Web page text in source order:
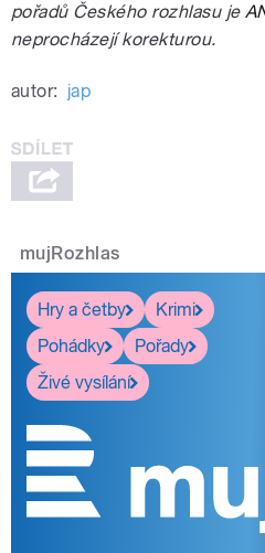
pořadů Českého rozhlasu je
neprocházejí korekturou.
autor: jap
mujRozhlas
Hry a četby
Krimi
Pohádky
Pořady
Živé vysílání